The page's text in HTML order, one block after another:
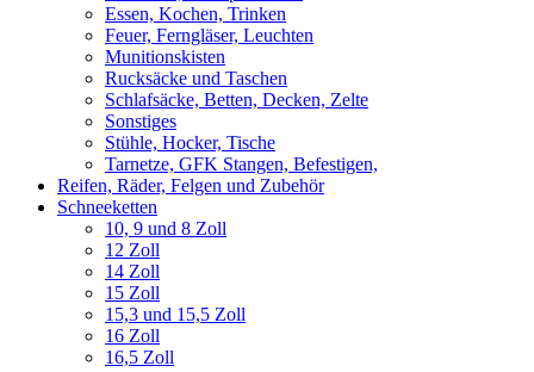
Essen, Kochen, Trinken
Feuer, Ferngläser, Leuchten
Munitionskisten
Rucksäcke und Taschen
Schlafsäcke, Betten, Decken, Zelte
Sonstiges
Stühle, Hocker, Tische
Tarnetze, GFK Stangen, Befestigen,
Reifen, Räder, Felgen und Zubehör
Schneeketten
10, 9 und 8 Zoll
12 Zoll
14 Zoll
15 Zoll
15,3 und 15,5 Zoll
16 Zoll
16,5 Zoll